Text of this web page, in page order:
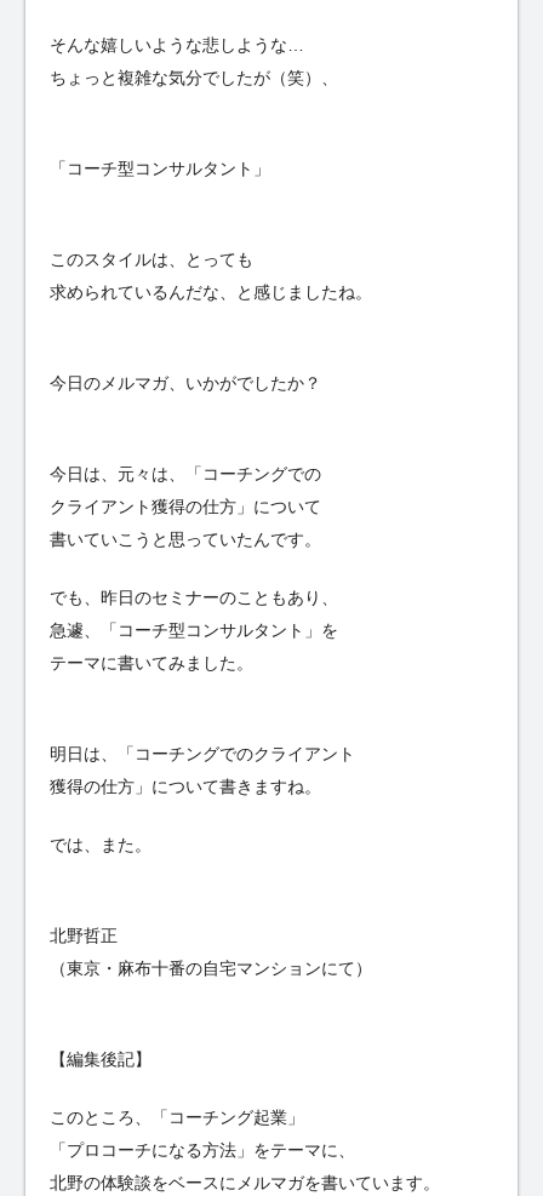
そんな嬉しいような悲しような…
ちょっと複雑な気分でしたが（笑）、
「コーチ型コンサルタント」
このスタイルは、とっても
求められているんだな、と感じましたね。
今日のメルマガ、いかがでしたか？
今日は、元々は、「コーチングでの
クライアント獲得の仕方」について
書いていこうと思っていたんです。
でも、昨日のセミナーのこともあり、
急遽、「コーチ型コンサルタント」を
テーマに書いてみました。
明日は、「コーチングでのクライアント
獲得の仕方」について書きますね。
では、また。
北野哲正
（東京・麻布十番の自宅マンションにて）
【編集後記】
このところ、「コーチング起業」
「プロコーチになる方法」をテーマに、
北野の体験談をベースにメルマガを書いています。